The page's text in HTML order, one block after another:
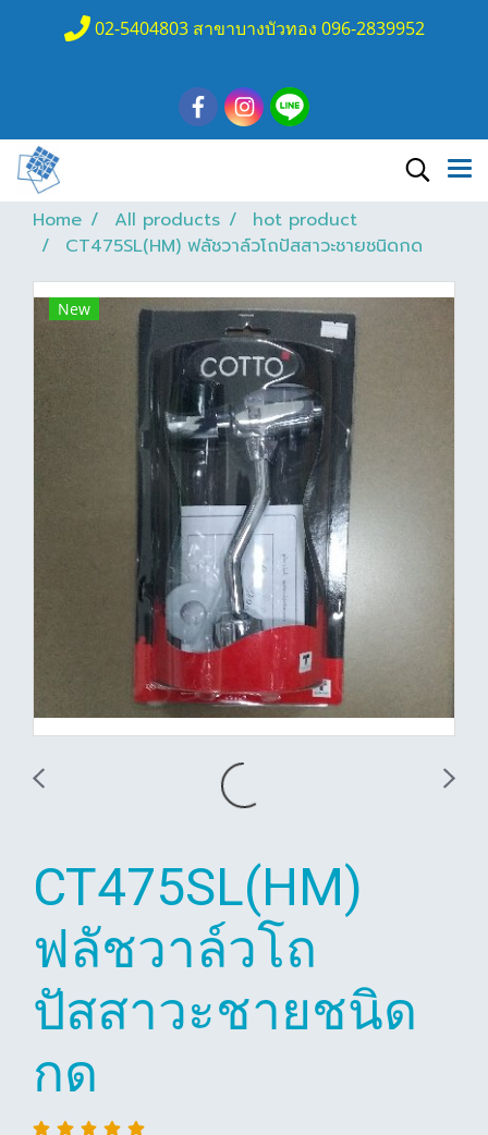
02-5404803 สาขาบางบัวทอง 096-2839952
Home All products
hot product
CT475SL(HM) ฟลัชวาล์วโถปัสสาวะชายชนิดกด
New
CT475SL(HM)
ฟลัชวาล์วโถ
ปัสสาวะชายชนิด
กด